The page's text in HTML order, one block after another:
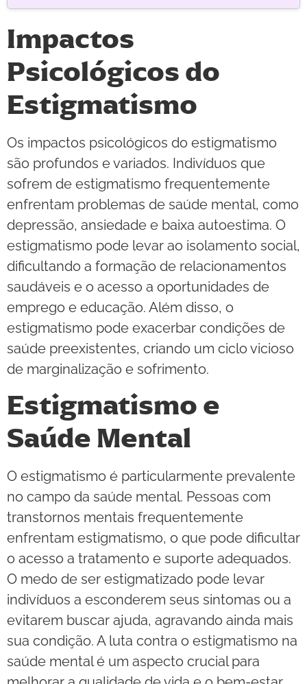
Impactos
Psicológicos do
Estigmatismo
Os impactos psicológicos do estigmatismo
são profundos e variados. Indivíduos que
sofrem de estigmatismo frequentemente
enfrentam problemas de saúde mental, como
depressão, ansiedade e baixa autoestima. O
estigmatismo pode levar ao isolamento social,
dificultando a formação de relacionamentos
saudáveis e o acesso a oportunidades de
emprego e educação. Além disso, o
estigmatismo pode exacerbar condições de
saúde preexistentes, criando um ciclo vicioso
de marginalização e sofrimento.
Estigmatismo e
Saúde Mental
O estigmatismo é particularmente prevalente
no campo da saúde mental. Pessoas com
transtornos mentais frequentemente
enfrentam estigmatismo, o que pode dificultar
o acesso a tratamento e suporte adequados.
O medo de ser estigmatizado pode levar
indivíduos a esconderem seus sintomas ou a
evitarem buscar ajuda, agravando ainda mais
sua condição. A luta contra o estigmatismo na
saúde mental é um aspecto crucial para